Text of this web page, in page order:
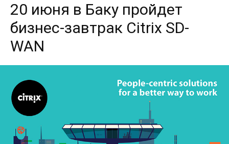
20 июня в Баку пройдет
бизнес-завтрак Citrix SD-
WAN